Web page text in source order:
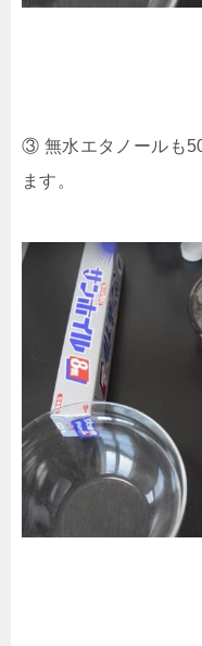
③ 無水エタノールも
ます。